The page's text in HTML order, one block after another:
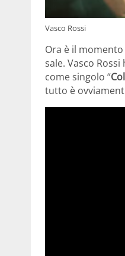
Vasco Rossi
Ora è il
sale. Vasco
come singolo “
tutto è